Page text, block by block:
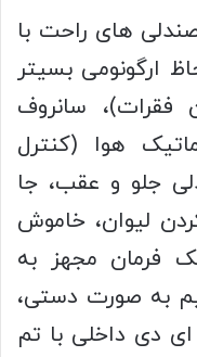
های راحت با
ارگونومی بسیتر
سانروف
هوا (کنترل
جلو و عقب، جا
لیوان، خاموش
فرمان مجهز به
به صورت دستی،
دی داخلی با تم